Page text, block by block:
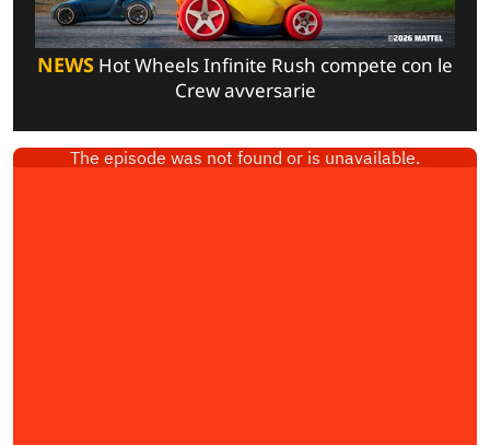
NEWS Hot Wheels Infinite Rush compete con le
Crew avversarie